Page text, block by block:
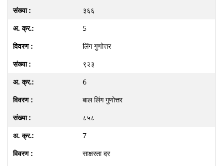
३६६
5
लिंग गुणोत्तर
९२३
6
बाल लिंग गुणोत्तर
८५८
7
साक्षरता दर